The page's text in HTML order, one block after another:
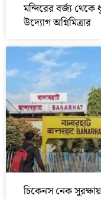
মন্দিরের বর্জ্য
উদ্যোগ অগ্নিমিত্রার
চিকেনস নেক